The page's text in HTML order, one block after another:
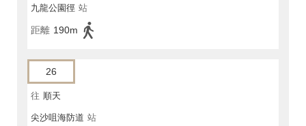
九龍公園徑 站
距離 190m
26
往 順天
尖沙咀海防道 站